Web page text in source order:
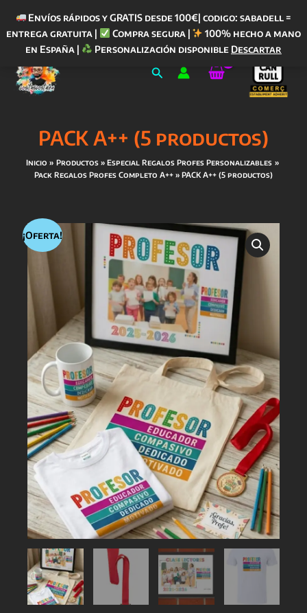
Envíos rápidos y GRATIS desde 100€| codigo: sabadell =
entrega gratuita |
Compra segura |
100% hecho a mano
en España |
Personalización disponible Descartar
contenido
Buscar
PACK A++ (5 productos)
Inicio Productos
Especial Regalos Profes Personalizables
Pack Regalos Profes Completo A++
PACK A++ (5 productos)
¡Oferta!